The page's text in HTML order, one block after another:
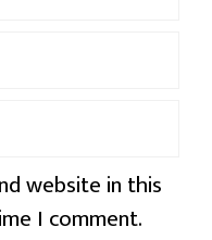
website in this
I comment.